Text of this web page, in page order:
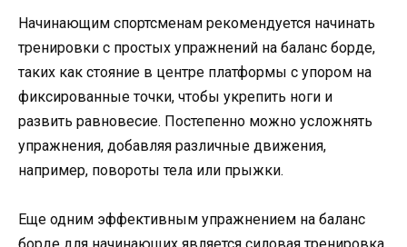
Начинающим спортсменам рекомендуется начинать
тренировки с простых упражнений на баланс борде,
таких как стояние в центре платформы с упором на
фиксированные точки, чтобы укрепить ноги и
развить равновесие. Постепенно можно усложнять
упражнения, добавляя различные движения,
например, повороты тела или прыжки.
Еще одним эффективным упражнением на баланс